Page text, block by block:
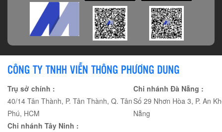
CÔNG TY TNHH VIỄN THÔNG PHƯƠNG DUNG
Trụ sở chính :
40/14 Tân Thành, P. Tân Thành, Q. Tân
Phú, HCM
Chi nhánh Đà Nẵng :
Số 29 Nhơn Hòa 3, P. An
Nẵng
Chi nhánh Tây Ninh :